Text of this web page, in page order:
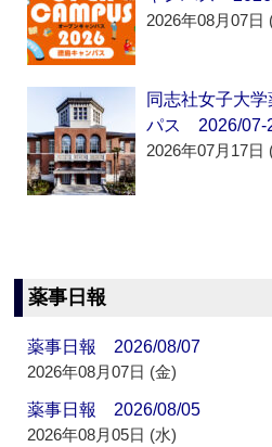
2026年08月07日
同志社女子大
パス 2026/07-
2026年07月17日
薬事日報
薬事日報 2026/08/07
2026年08月07日 (金)
薬事日報 2026/08/05
2026年08月05日 (水)